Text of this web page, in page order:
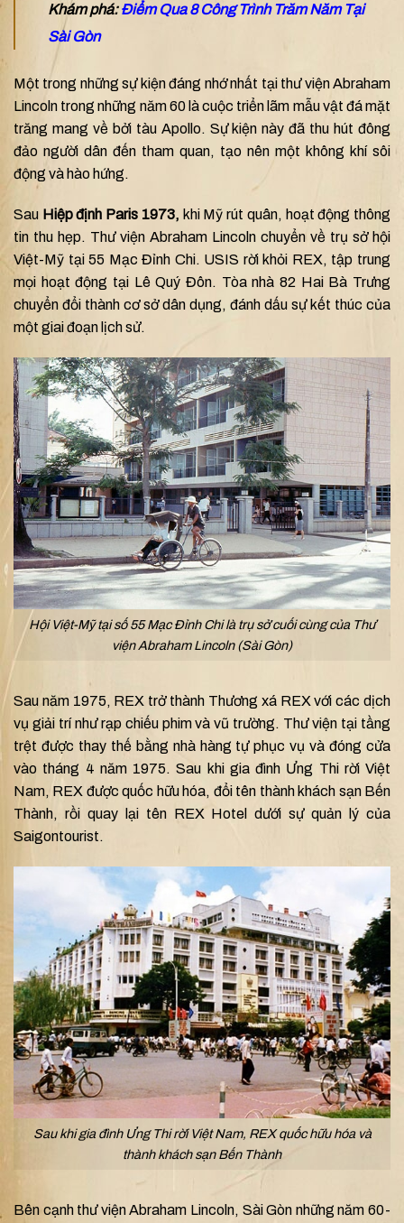
Khám phá:Điểm Qua 8 Công Trình Trăm Năm Tại
Sài Gòn
Một trong những sự kiện đáng nhớ nhất tại thư viện Abraham
Lincoln trong những năm 60 là cuộc triển lãm mẫu vật đá mặt
trăng mang về bởi tàu Apollo. Sự kiện này đã thu hút đông
đảo người dân đến tham quan, tạo nên một không khí sôi
động và hào hứng.
Sau Hiệp định Paris 1973, khi Mỹ rút quân, hoạt động thông
tin thu hẹp. Thư viện Abraham Lincoln chuyển về trụ sở hội
Việt-Mỹ tại 55 Mạc Đỉnh Chi. USIS rời khỏi REX, tập trung
mọi hoạt động tại Lê Quý Đôn. Tòa nhà 82 Hai Bà Trưng
chuyển đổi thành cơ sở dân dụng, đánh dấu sự kết thúc của
một giai đoạn lịch sử.
Hội Việt-Mỹ tại số 55 Mạc Đỉnh Chi là trụ sở cuối cùng của Thư
viện Abraham Lincoln (Sài Gòn)
Sau năm 1975, REX trở thành Thương xá REX với các dịch
vụ giải trí như rạp chiếu phim và vũ trường. Thư viện tại tầng
trệt được thay thế bằng nhà hàng tự phục vụ và đóng cửa
vào tháng 4 năm 1975. Sau khi gia đình Ưng Thi rời Việt
Nam, REX được quốc hữu hóa, đổi tên thành khách sạn Bến
Thành, rồi quay lại tên REX Hotel dưới sự quản lý của
Saigontourist.
Sau khi gia đình Ưng Thi rời Việt Nam, REX quốc hữu hóa và
thành khách sạn Bến Thành
Bên cạnh thư viện Abraham Lincoln, Sài Gòn những năm 60-